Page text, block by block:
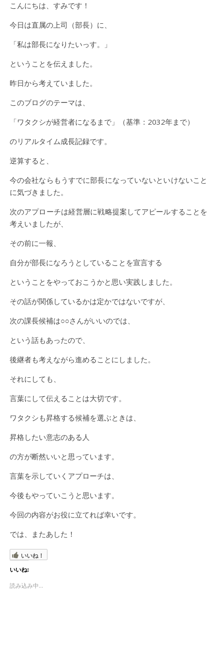
こんにちは、すみです！
今日は直属の上司（部長）に、
「私は部長になりたいっす。」
ということを伝えました。
昨日から考えていました。
このブログのテーマは、
「ワタクシが経営者になるまで」（基準：2032年まで）
のリアルタイム成長記録です。
逆算すると、
今の会社ならもうすでに部長になっていないといけないこと
に気づきました。
次のアプローチは経営層に戦略提案してアピールすることを
考えいましたが、
その前に一報、
自分が部長になろうとしていることを宣言する
ということをやっておこうかと思い実践しました。
その話が関係しているかは定かではないですが、
次の課長候補は○○さんがいいのでは、
という話もあったので、
後継者も考えながら進めることにしました。
それにしても、
言葉にして伝えることは大切です。
ワタクシも昇格する候補を選ぶときは、
昇格したい意志のある人
の方が断然いいと思っています。
言葉を示していくアプローチは、
今後もやっていこうと思います。
今回の内容がお役に立てれば幸いです。
では、またあした！
いいね！
いいね:
読み込み中...